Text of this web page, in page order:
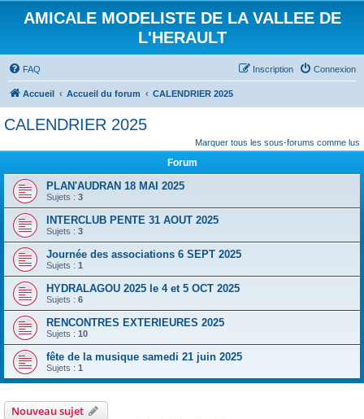
AMICALE MODELISTE DE LA VALLEE DE
L'HERAULT
FAQ Connexion
Inscription
Accueil Accueil du forum CALENDRIER 2025
CALENDRIER 2025
Marquer tous les sous-forums comme lus
Forum
PLAN'AUDRAN 18 MAI 2025
Sujets : 3
INTERCLUB PENTE 31 AOUT 2025
Sujets : 3
Journée des associations 6 SEPT 2025
Sujets : 1
HYDRALAGOU 2025 le 4 et 5 OCT 2025
Sujets : 6
RENCONTRES EXTERIEURES 2025
Sujets : 10
fête de la musique samedi 21 juin 2025
Sujets : 1
Nouveau sujet